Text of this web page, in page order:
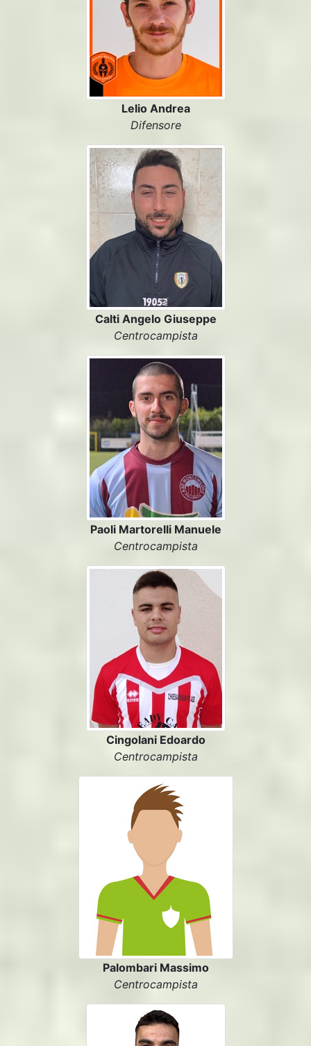
Lelio Andrea
Difensore
Calti Angelo Giuseppe
Centrocampista
Paoli Martorelli Manuele
Centrocampista
Cingolani Edoardo
Centrocampista
Palombari Massimo
Centrocampista